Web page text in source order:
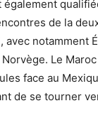
également
de la
avec notamment
Le
face au
de se tourner